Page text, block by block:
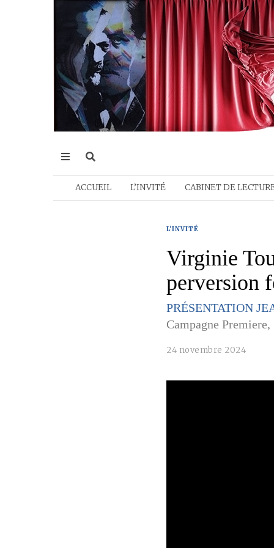
ACCUEIL L’INVITÉ CABINET DE
L'INVITÉ
Virginie
perversion
PRÉSENTATION
Campagne Premiere,
24 novembre 2024